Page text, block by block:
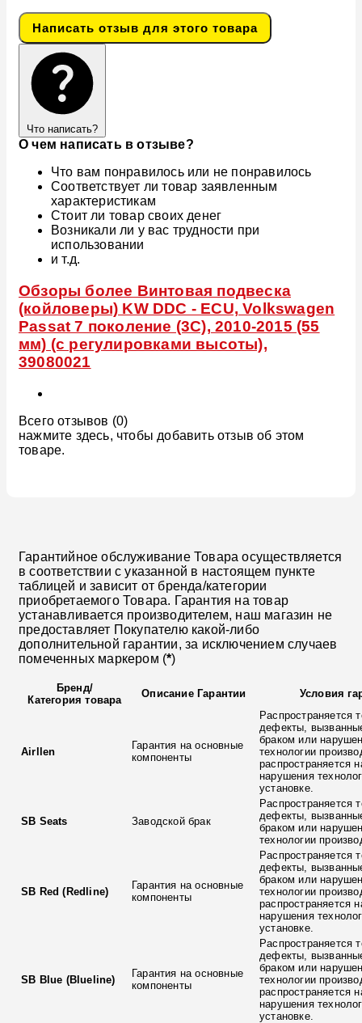
Написать отзыв для этого товара
Что написать?
О чем написать в отзыве?
Что вам понравилось или не понравилось
Соответствует ли товар заявленным
характеристикам
Стоит ли товар своих денег
Возникали ли у вас трудности при
использовании
и т.д.
Обзоры более Винтовая подвеска
(койловеры) KW DDC - ECU, Volkswagen
Passat 7 поколение (3C), 2010-2015 (55
мм) (с регулировками высоты),
39080021
Всего отзывов (0)
нажмите здесь, чтобы добавить отзыв об этом
товаре.
Гарантийное обслуживание Товара осуществляется
в соответствии с указанной в настоящем пункте
таблицей и зависит от бренда/категории
приобретаемого Товара. Гарантия на товар
устанавливается производителем, наш магазин не
предоставляет Покупателю какой-либо
дополнительной гарантии, за исключением случаев
помеченных маркером (*)
Бренд/
Категория товара
Описание Гарантии Условия
Airllen
Гарантия на основные
компоненты
Распространяется
дефекты,
браком или
технологии
распространяется
нарушения
установке.
SB Seats Заводской брак
Распространяется
дефекты,
браком или
технологии
SB Red (Redline)
Гарантия на основные
компоненты
Распространяется
дефекты,
браком или
технологии
распространяется
нарушения
установке.
SB Blue (Blueline)
Гарантия на основные
компоненты
Распространяется
дефекты,
браком или
технологии
распространяется
нарушения
установке.